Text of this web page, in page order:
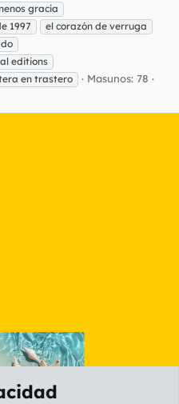
gracia
1997
el corazón de verruga
editions
en trastero
Masunos: 78